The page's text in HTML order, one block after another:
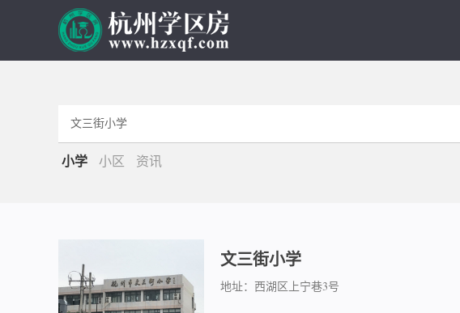
小学 小区 资讯
文三街小学
地址：西湖区上宁巷3号